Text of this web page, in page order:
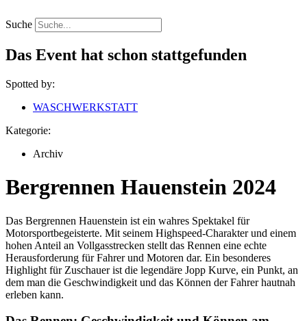
Inhalt
springen
Suche
Das Event hat schon stattgefunden
Spotted by:
WASCHWERKSTATT
Kategorie:
Archiv
Bergrennen Hauenstein 2024
Das Bergrennen Hauenstein ist ein wahres Spektakel für
Motorsportbegeisterte. Mit seinem Highspeed-Charakter und einem
hohen Anteil an Vollgasstrecken stellt das Rennen eine echte
Herausforderung für Fahrer und Motoren dar. Ein besonderes
Highlight für Zuschauer ist die legendäre Jopp Kurve, ein Punkt, an
dem man die Geschwindigkeit und das Können der Fahrer hautnah
erleben kann.